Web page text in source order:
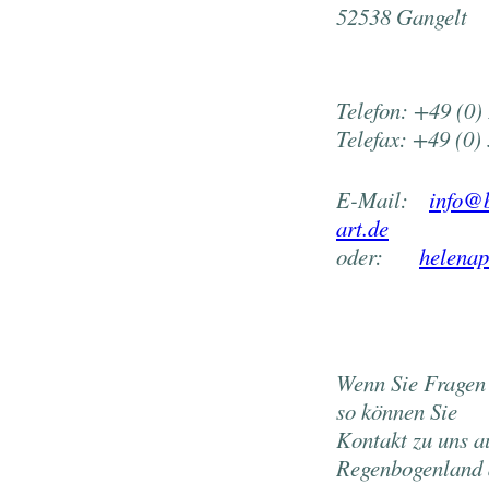
52538 Gangelt
Telefon: +49 (0)
Telefax: +49 (0)
E-Mail:
art.de
oder:
Wenn Sie
so können
Kontakt zu uns